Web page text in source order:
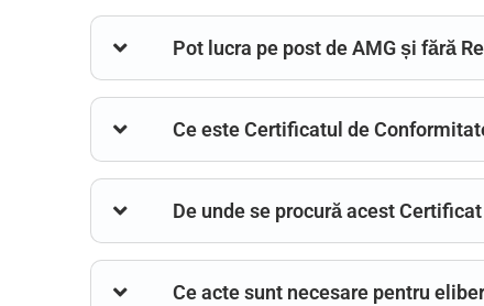
Pot lucra pe post de AMG și fără
Ce este Certificatul de
De unde se procură acest
Ce acte sunt necesare pentru